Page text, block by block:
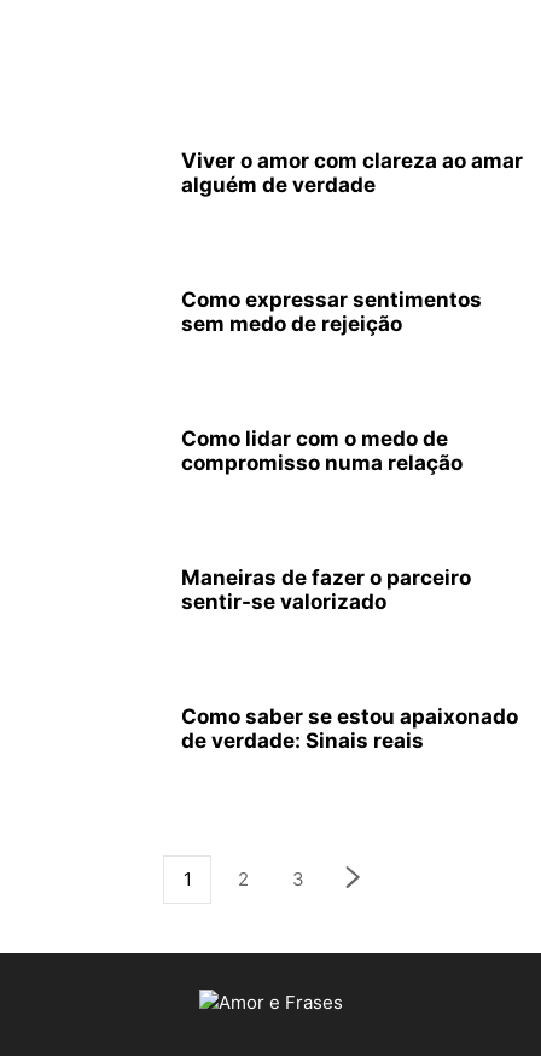
Viver o amor com clareza ao amar
alguém de verdade
Como expressar sentimentos
sem medo de rejeição
Como lidar com o medo de
compromisso numa relação
Maneiras de fazer o parceiro
sentir-se valorizado
Como saber se estou apaixonado
de verdade: Sinais reais
1 2 3